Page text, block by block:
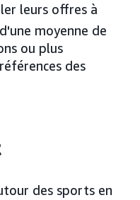
leurs offres à
moyenne de
ou plus
des
des sports en